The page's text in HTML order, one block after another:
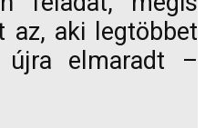
az, aki legtöbbet
elmaradt –